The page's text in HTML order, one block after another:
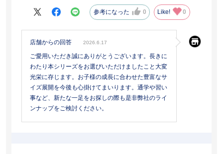
参考になった 0 Like! 0
店舗からの回答 2026.6.17
ご愛用いただき誠にありがとうございます。長きに
わたり本シリーズをお選びいただけましたこと大変
光栄に存じます。お子様の成長に合わせた豊富なサ
イズ展開を今後も心掛けてまいります。通学や習い
事など、新たな一足をお探しの際も是非弊社のライ
ンナップをご検討ください。